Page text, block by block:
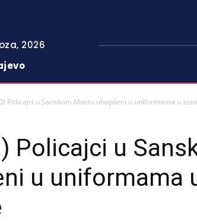
2026
Policajci u Sanskom Mostu uhapšeni u uniformama u
Policajci u
u uniformama